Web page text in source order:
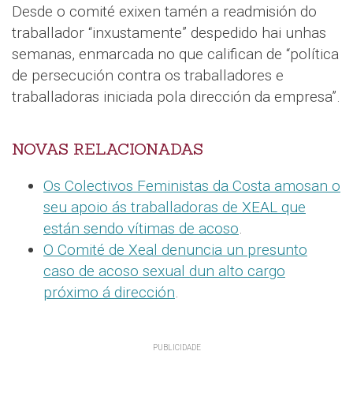
Desde o comité exixen tamén a readmisión do
traballador “inxustamente” despedido hai unhas
semanas, enmarcada no que califican de “política
de persecución contra os traballadores e
traballadoras iniciada pola dirección da empresa”.
NOVAS RELACIONADAS
Os Colectivos Feministas da Costa amosan o
seu apoio ás traballadoras de XEAL que
están sendo vítimas de acoso.
O Comité de Xeal denuncia un presunto
caso de acoso sexual dun alto cargo
próximo á dirección.